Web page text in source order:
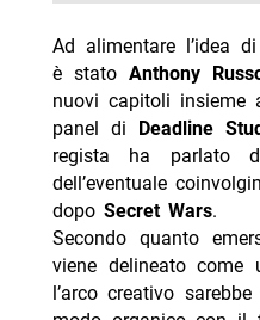
Ad alimentare l’idea
è statoAnthony
nuovi capitoli
panel di
Deadline
regista ha parlato
dell’eventuale
dopo Secret Wars.
Secondo quanto
viene delineato come
l’arco creativo